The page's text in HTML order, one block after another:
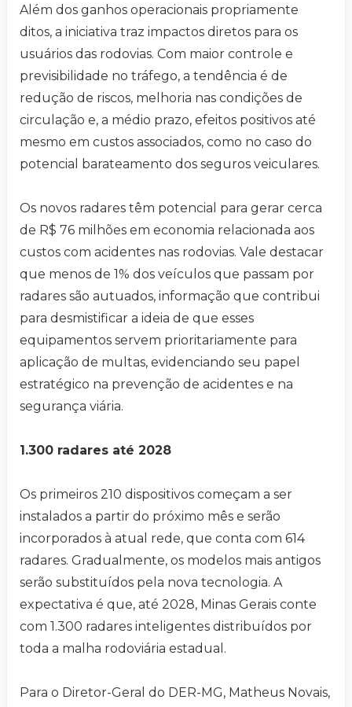
Além dos ganhos operacionais propriamente
ditos, a iniciativa traz impactos diretos para os
usuários das rodovias. Com maior controle e
previsibilidade no tráfego, a tendência é de
redução de riscos, melhoria nas condições de
circulação e, a médio prazo, efeitos positivos até
mesmo em custos associados, como no caso do
potencial barateamento dos seguros veiculares.
Os novos radares têm potencial para gerar cerca
de R$ 76 milhões em economia relacionada aos
custos com acidentes nas rodovias. Vale destacar
que menos de 1% dos veículos que passam por
radares são autuados, informação que contribui
para desmistificar a ideia de que esses
equipamentos servem prioritariamente para
aplicação de multas, evidenciando seu papel
estratégico na prevenção de acidentes e na
segurança viária.
1.300 radares até 2028
Os primeiros 210 dispositivos começam a ser
instalados a partir do próximo mês e serão
incorporados à atual rede, que conta com 614
radares. Gradualmente, os modelos mais antigos
serão substituídos pela nova tecnologia. A
expectativa é que, até 2028, Minas Gerais conte
com 1.300 radares inteligentes distribuídos por
toda a malha rodoviária estadual.
Para o Diretor-Geral do DER-MG, Matheus Novais,